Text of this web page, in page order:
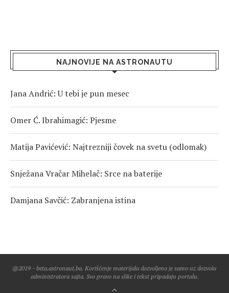
NAJNOVIJE NA ASTRONAUTU
Jana Andrić: U tebi je pun mesec
Omer Ć. Ibrahimagić: Pjesme
Matija Pavićević: Najtrezniji čovek na svetu (odlomak)
Snježana Vračar Mihelač: Srce na baterije
Damjana Savčić: Zabranjena istina
@2019 - beta.astronaut.ba. Korišćenje materijala dozvoljeno je samo uz dozvolu
administratora sajta. Svo pravo na slike i tekst pripadaju portalu.